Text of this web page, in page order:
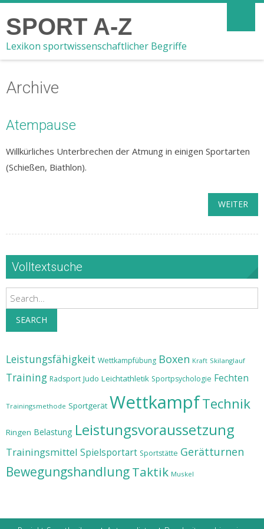
SPORT A-Z
Lexikon sportwissenschaftlicher Begriffe
Archive
Atempause
Willkürliches Unterbrechen der Atmung in einigen Sportarten
(Schießen, Biathlon).
WEITER
Volltextsuche
Search
SEARCH
Leistungsfähigkeit Wettkampfübung Boxen Kraft Skilanglauf
Training Radsport Judo Leichtathletik Sportpsychologie Fechten
Trainingsmethode Sportgerät WettkampfTechnik
Ringen Belastung Leistungsvoraussetzung
Trainingsmittel Spielsportart Sportstätte Gerätturnen
BewegungshandlungTaktik Muskel